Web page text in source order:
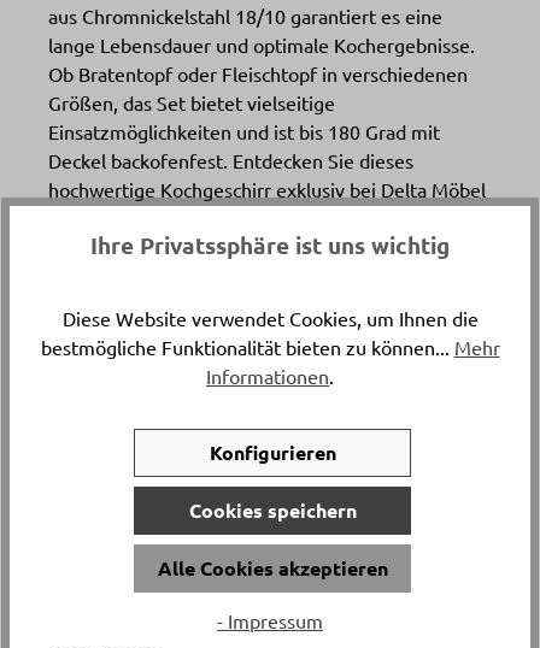
aus Chromnickelstahl 18/10 garantiert es eine
lange Lebensdauer und optimale Kochergebnisse.
Ob Bratentopf oder Fleischtopf in verschiedenen
Größen, das Set bietet vielseitige
Einsatzmöglichkeiten und ist bis 180 Grad mit
Deckel backofenfest. Entdecken Sie dieses
hochwertige Kochgeschirr exklusiv bei Delta Möbel
Haushaltswaren mit Anspruch auf Qualität und
Artikelnummer
Versand & Lieferung
Postversand
Ihre Privatssphäre ist uns wichtig
Diese Website verwendet Cookies, um Ihnen die
bestmögliche Funktionalität bieten zu können... Mehr
Informationen
Konfigurieren
Cookies speichern
Alle Cookies akzeptieren
- Impressum